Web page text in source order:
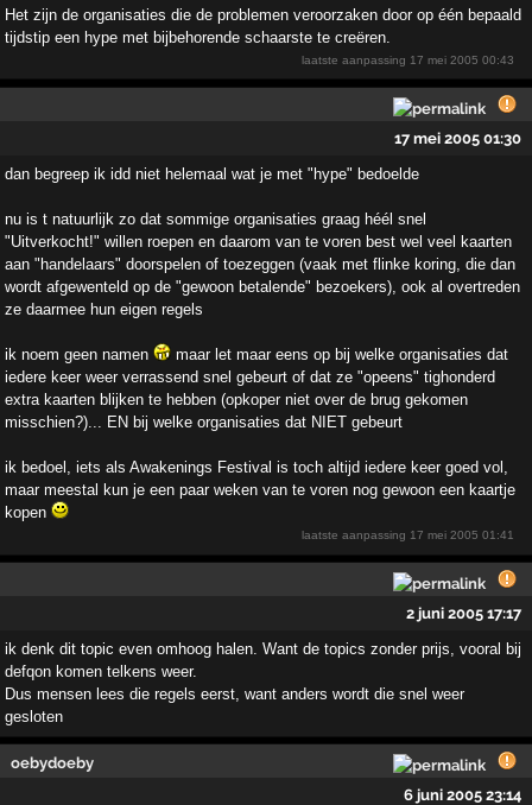
Het zijn de organisaties die de problemen veroorzaken door op één bepaald
tijdstip een hype met bijbehorende schaarste te creëren.
laatste aanpassing 17 mei 2005 00:43
17 mei 2005 01:30
dan begreep ik idd niet helemaal wat je met "hype" bedoelde
nu is t natuurlijk zo dat sommige organisaties graag héél snel
"Uitverkocht!" willen roepen en daarom van te voren best wel veel kaarten
aan "handelaars" doorspelen of toezeggen (vaak met flinke koring, die dan
wordt afgewenteld op de "gewoon betalende" bezoekers), ook al overtreden
ze daarmee hun eigen regels
ik noem geen namen
maar let maar eens op bij welke organisaties dat
iedere keer weer verrassend snel gebeurt of dat ze "opeens" tighonderd
extra kaarten blijken te hebben (opkoper niet over de brug gekomen
misschien?)... EN bij welke organisaties dat NIET gebeurt
ik bedoel, iets als Awakenings Festival is toch altijd iedere keer goed vol,
maar meestal kun je een paar weken van te voren nog gewoon een kaartje
kopen
laatste aanpassing 17 mei 2005 01:41
2 juni 2005 17:17
ik denk dit topic even omhoog halen. Want de topics zonder prijs, vooral bij
defqon komen telkens weer.
Dus mensen lees die regels eerst, want anders wordt die snel weer
gesloten
oebydoeby
6 juni 2005 23:14